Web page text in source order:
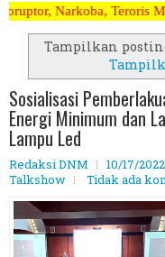
Rakyat
Tampilkan
Sosialisasi
Energi Minimum dan
Lampu Led
Redaksi DNM 10/17/
Talkshow
Tidak ada